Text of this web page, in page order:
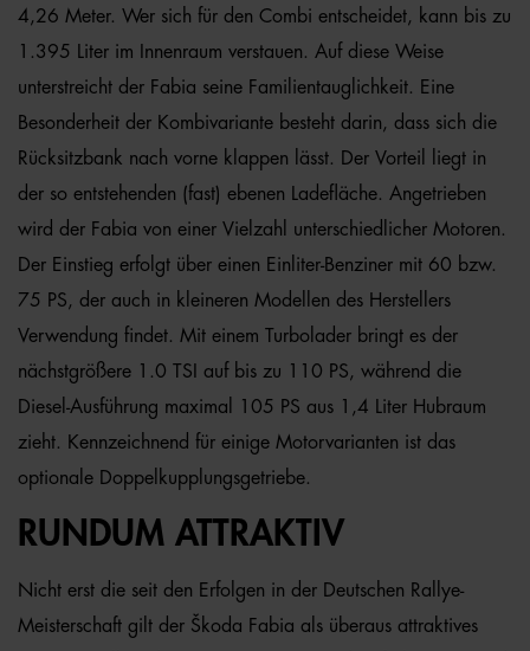
4,26 Meter. Wer sich für den Combi entscheidet, kann bis zu
1.395 Liter im Innenraum verstauen. Auf diese Weise
unterstreicht der Fabia seine Familientauglichkeit. Eine
Besonderheit der Kombivariante besteht darin, dass sich die
Rücksitzbank nach vorne klappen lässt. Der Vorteil liegt in
der so entstehenden (fast) ebenen Ladefläche. Angetrieben
wird der Fabia von einer Vielzahl unterschiedlicher Motoren.
Der Einstieg erfolgt über einen Einliter-Benziner mit 60 bzw.
75 PS, der auch in kleineren Modellen des Herstellers
Verwendung findet. Mit einem Turbolader bringt es der
nächstgrößere 1.0 TSI auf bis zu 110 PS, während die
Diesel-Ausführung maximal 105 PS aus 1,4 Liter Hubraum
zieht. Kennzeichnend für einige Motorvarianten ist das
optionale Doppelkupplungsgetriebe.
RUNDUM ATTRAKTIV
Nicht erst die seit den Erfolgen in der Deutschen Rallye-
Meisterschaft gilt der Škoda Fabia als überaus attraktives